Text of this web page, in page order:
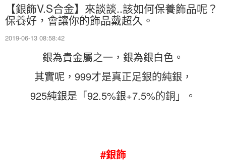
【銀飾V.S合金】來談談..該如何保養飾品呢？
保養好，會讓你的飾品戴超久。
2019-06-13 08:58:42
銀為貴金屬之一，銀為銀白色。
其實呢，999才是真正足銀的純銀，
925純銀是「92.5%銀+7.5%的銅」。
#銀飾